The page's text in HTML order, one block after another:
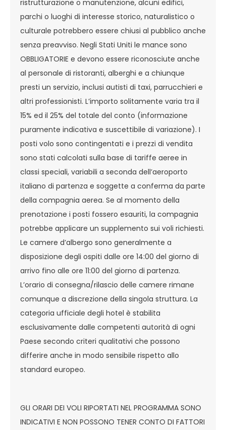
ristrutturazione o manutenzione, alcuni edifici,
parchi o luoghi di interesse storico, naturalistico o
culturale potrebbero essere chiusi al pubblico anche
senza preavviso. Negli Stati Uniti le mance sono
OBBLIGATORIE e devono essere riconosciute anche
al personale di ristoranti, alberghi e a chiunque
presti un servizio, inclusi autisti di taxi, parrucchieri e
altri professionisti. L’importo solitamente varia tra il
15% ed il 25% del totale del conto (informazione
puramente indicativa e suscettibile di variazione). I
posti volo sono contingentati e i prezzi di vendita
sono stati calcolati sulla base di tariffe aeree in
classi speciali, variabili a seconda dell’aeroporto
italiano di partenza e soggette a conferma da parte
della compagnia aerea. Se al momento della
prenotazione i posti fossero esauriti, la compagnia
potrebbe applicare un supplemento sui voli richiesti.
Le camere d’albergo sono generalmente a
disposizione degli ospiti dalle ore 14:00 del giorno di
arrivo fino alle ore 11:00 del giorno di partenza.
L’orario di consegna/rilascio delle camere rimane
comunque a discrezione della singola struttura. La
categoria ufficiale degli hotel è stabilita
esclusivamente dalle competenti autorità di ogni
Paese secondo criteri qualitativi che possono
differire anche in modo sensibile rispetto allo
standard europeo.
GLI ORARI DEI VOLI RIPORTATI NEL PROGRAMMA SONO
INDICATIVI E NON POSSONO TENER CONTO DI FATTORI